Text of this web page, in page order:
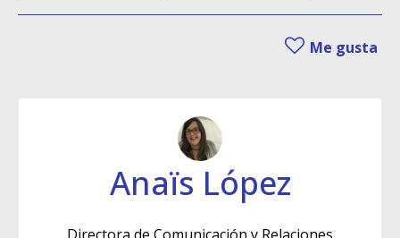
Me gusta
Anaïs López